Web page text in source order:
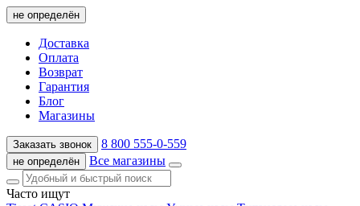
не определён
Доставка
Оплата
Возврат
Гарантия
Блог
Магазины
Заказать звонок 8 800 555-0-559
не определён Все магазины
Часто ищут